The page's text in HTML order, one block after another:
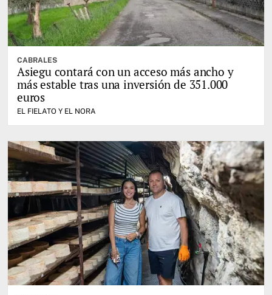
CABRALES
Asiegu contará con un acceso más ancho y
más estable tras una inversión de 351.000
euros
EL FIELATO Y EL NORA